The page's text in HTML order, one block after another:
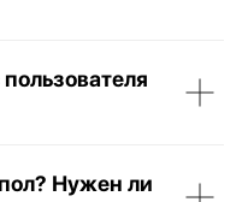
Нужен ли